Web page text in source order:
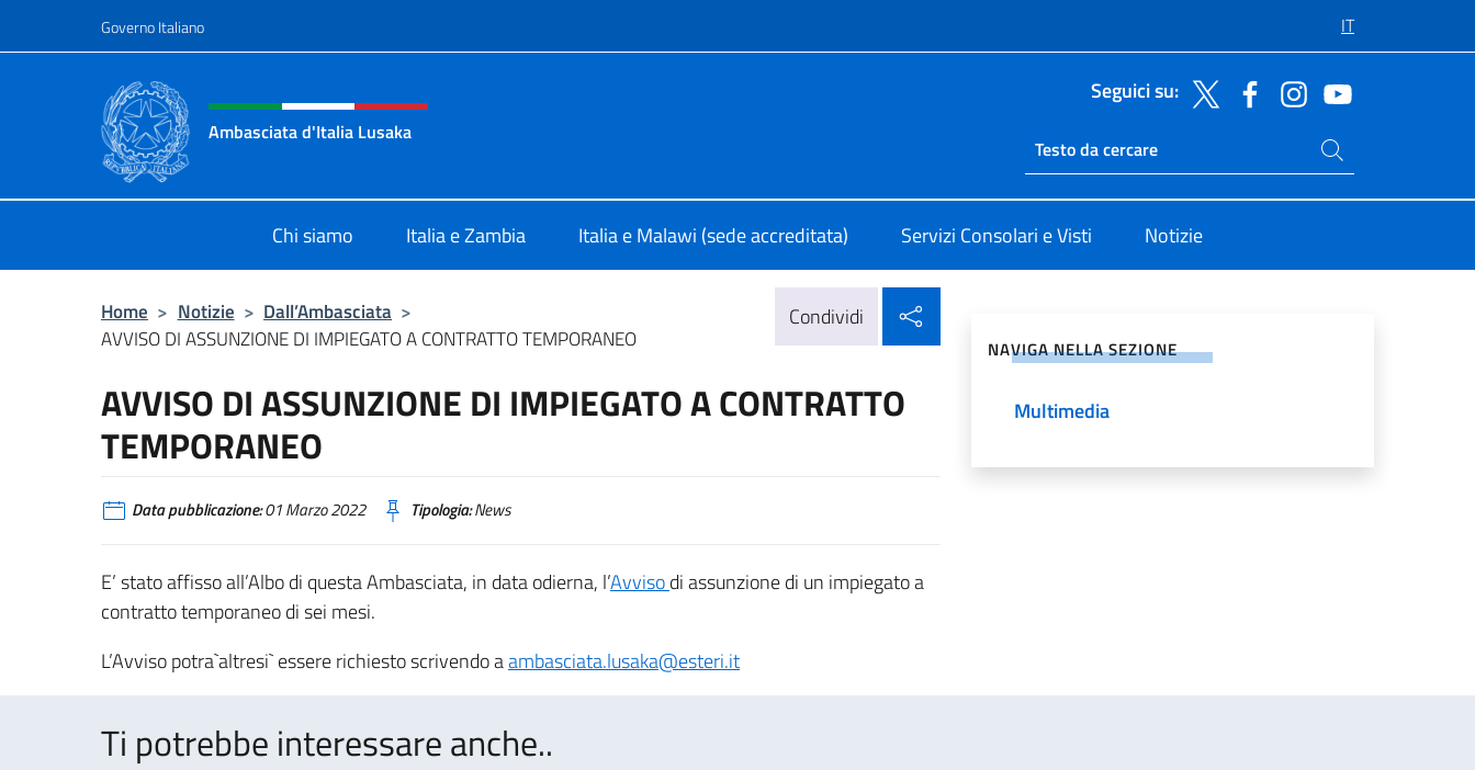
Governo Italiano IT
Intestazione sito, social e menù
Ambasciata d'Italia Lusaka
Seguici su:
Ricerca sito live
Cerca nel sito
Chi siamo Italia e Zambia Italia e Malawi (sede accreditata) Servizi Consolari e Visti Notizie
Home > Notizie > Dall’Ambasciata >
AVVISO DI ASSUNZIONE DI IMPIEGATO A CONTRATTO TEMPORANEO
Condividi
AVVISO DI ASSUNZIONE DI IMPIEGATO A CONTRATTO
TEMPORANEO
Data pubblicazione:01 Marzo 2022 Tipologia:News
E’ stato affisso all’Albo di questa Ambasciata, in data odierna, l’Avvisodi assunzione di un impiegato a
contratto temporaneo di sei mesi.
L’Avviso potra`altresi` essere richiesto scrivendo aambasciata.lusaka@esteri.it
NAVIGA NELLA SEZIONE
Multimedia
Ti potrebbe interessare anche..